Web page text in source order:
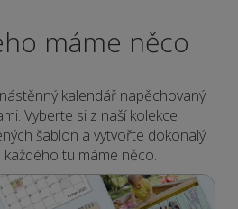
máme něco
kalendář napěchovaný
Vyberte si z naší kolekce
šablon a vytvořte dokonalý
tu máme něco.